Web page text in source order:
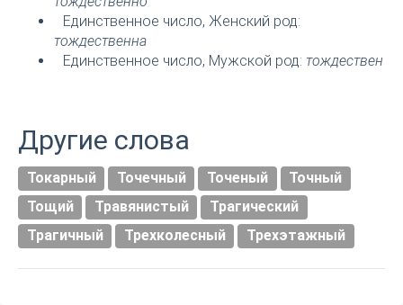
Единственное число, Женский род:
тождественна
Единственное число, Мужской род: тождествен
Другие слова
Токарный Точечный Точеный
Точный
Тощий
Травянистый
Трагический
Трагичный
Трехколесный Трехэтажный